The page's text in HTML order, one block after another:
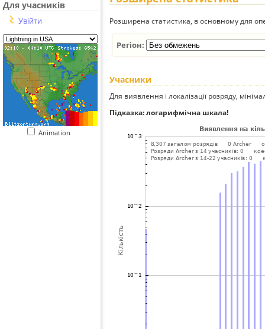
Для учасників
Увійти
Animation
Розширена статистика, в основному для
Регіон:
Учасники
Для виявлення і локалізації розряду,
Підказка: логарифмічна шкала!